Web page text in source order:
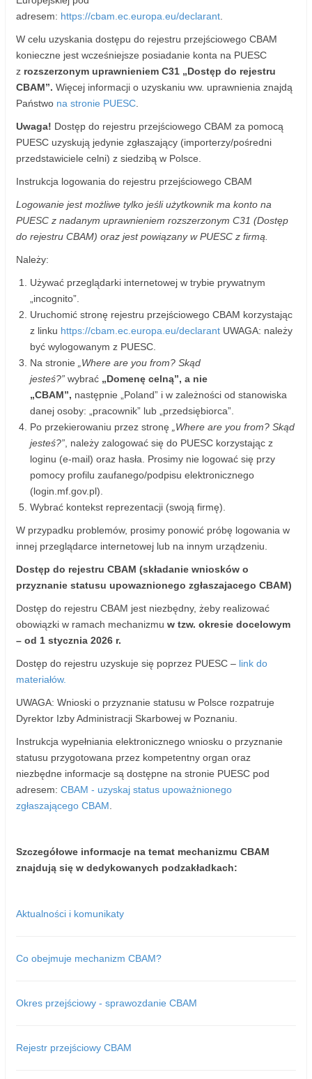
adresem: https://cbam.ec.europa.eu/declarant
W celu uzyskania dostępu do rejestru przejściowego CBAM
konieczne jest wcześniejsze posiadanie konta na PUESC
z rozszerzonym uprawnieniem C31 „Dostęp do rejestru
CBAM”. Więcej informacji o uzyskaniu ww. uprawnienia znajdą
Państwo na stronie PUESC
Uwaga! Dostęp do rejestru przejściowego CBAM za pomocą
PUESC uzyskują jedynie zgłaszający (importerzy/pośredni
przedstawiciele celni) z siedzibą w Polsce.
Instrukcja logowania do rejestru przejściowego CBAM
Logowanie jest możliwe tylko jeśli użytkownik ma konto na
PUESC z nadanym uprawnieniem rozszerzonym C31 (Dostęp
do rejestru CBAM) oraz jest powiązany w PUESC z firmą.
Należy:
Używać przeglądarki internetowej w trybie prywatnym
„incognito”.
Uruchomić stronę rejestru przejściowego CBAM korzystając
z linku https://cbam.ec.europa.eu/declarant UWAGA: należy
być wylogowanym z PUESC.
Na stronie
„Where are you from? Skąd
jesteś?” wybrać „Domenę celną”, a nie
„CBAM”, następnie „Poland” i w zależności od stanowiska
danej osoby: „pracownik” lub „przedsiębiorca”.
Po przekierowaniu przez stronę
„Where are you from? Skąd
jesteś?” , należy zalogować się do PUESC korzystając z
loginu (e-mail) oraz hasła. Prosimy nie logować się przy
pomocy profilu zaufanego/podpisu elektronicznego
(login.mf.gov.pl).
Wybrać kontekst reprezentacji (swoją firmę).
W przypadku problemów, prosimy ponowić próbę logowania w
innej przeglądarce internetowej lub na innym urządzeniu.
Dostęp do rejestru CBAM (składanie wniosków o
przyznanie statusu upowaznionego zgłaszajacego CBAM)
Dostęp do rejestru CBAM jest niezbędny, żeby realizować
obowiązki w ramach mechanizmu w tzw. okresie docelowym
– od 1 stycznia 2026 r.
Dostęp do rejestru uzyskuje się poprzez PUESC – link do
materiałów.
UWAGA: Wnioski o przyznanie statusu w Polsce rozpatruje
Dyrektor Izby Administracji Skarbowej w Poznaniu.
Instrukcja wypełniania elektronicznego wniosku o przyznanie
statusu przygotowana przez kompetentny organ oraz
niezbędne informacje są dostępne na stronie PUESC pod
adresem: CBAM - uzyskaj status upoważnionego
zgłaszającego CBAM
Szczegółowe informacje na temat mechanizmu CBAM
znajdują się w dedykowanych podzakładkach:
Aktualności i komunikaty
Co obejmuje mechanizm CBAM?
Okres przejściowy - sprawozdanie CBAM
Rejestr przejściowy CBAM